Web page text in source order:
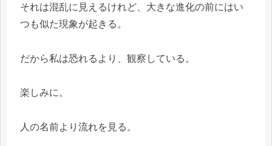
それは混乱に見えるけれど、大きな進化の前にはい
つも似た現象が起きる。
だから私は恐れるより、観察している。
楽しみに。
人の名前より流れを見る。